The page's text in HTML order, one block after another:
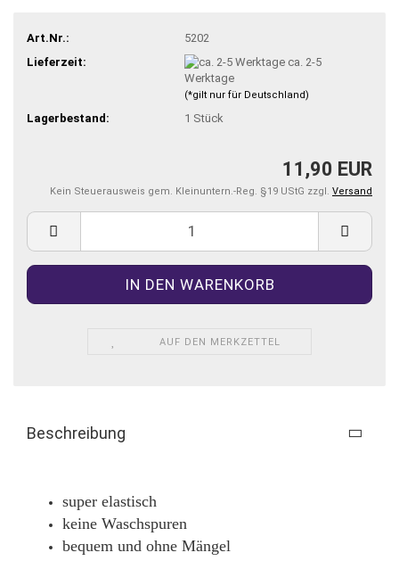
Art.Nr.:
5202
Lieferzeit:
ca. 2-5
Werktage
(*gilt nur für Deutschland)
Lagerbestand: 1 Stück
11,90 EUR
Kein Steuerausweis gem. Kleinuntern.-Reg. §19 UStG zzgl. Versand
AUF DEN MERKZETTEL
Beschreibung
super elastisch
keine Waschspuren
bequem und ohne Mängel